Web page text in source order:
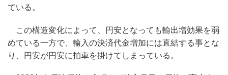
ている。
この構造変化によって、円安となっても輸出増効果を弱
めている一方で、輸入の決済代金増加には直結する事とな
り、円安が円安に拍車を掛けてしまっている。